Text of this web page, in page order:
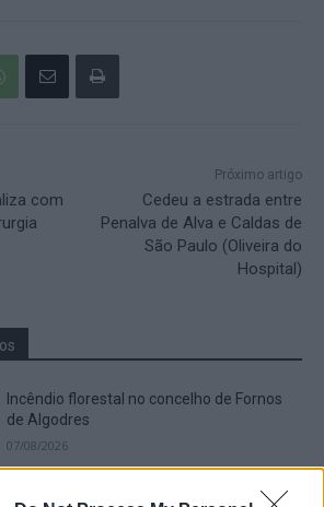
com
Próximo artigo
Cedeu a estrada entre
Penalva de Alva e Caldas de
São Paulo (Oliveira do
Hospital)
Incêndio florestal no concelho de Fornos
de Algodres
07/08/2026